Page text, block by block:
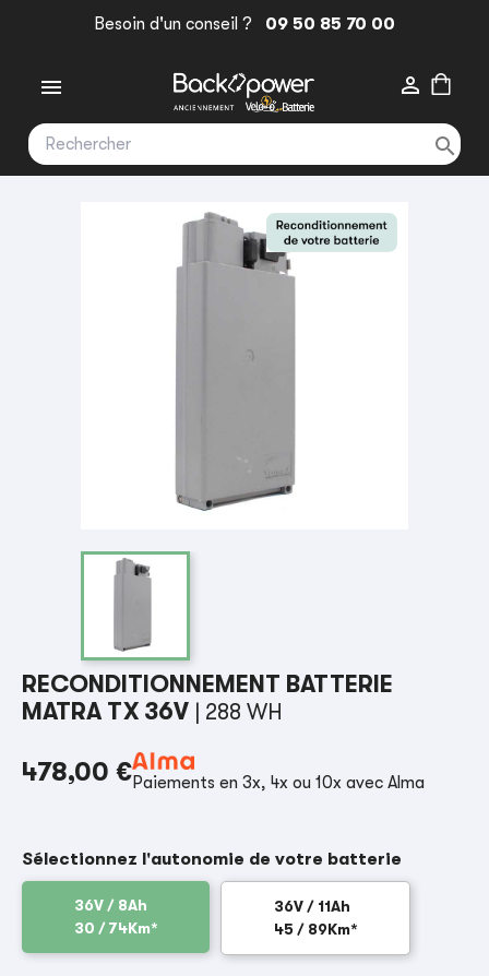
Besoin d'un conseil ? 09 50 85 70 00
 

RECONDITIONNEMENT BATTERIE
MATRA TX 36V
| 288 WH
478,00 €Paiements en 3x, 4x ou 10x avec Alma
Sélectionnez l'autonomie de votre batterie
36V / 8Ah
30 / 74Km*
36V / 11Ah
45 / 89Km*